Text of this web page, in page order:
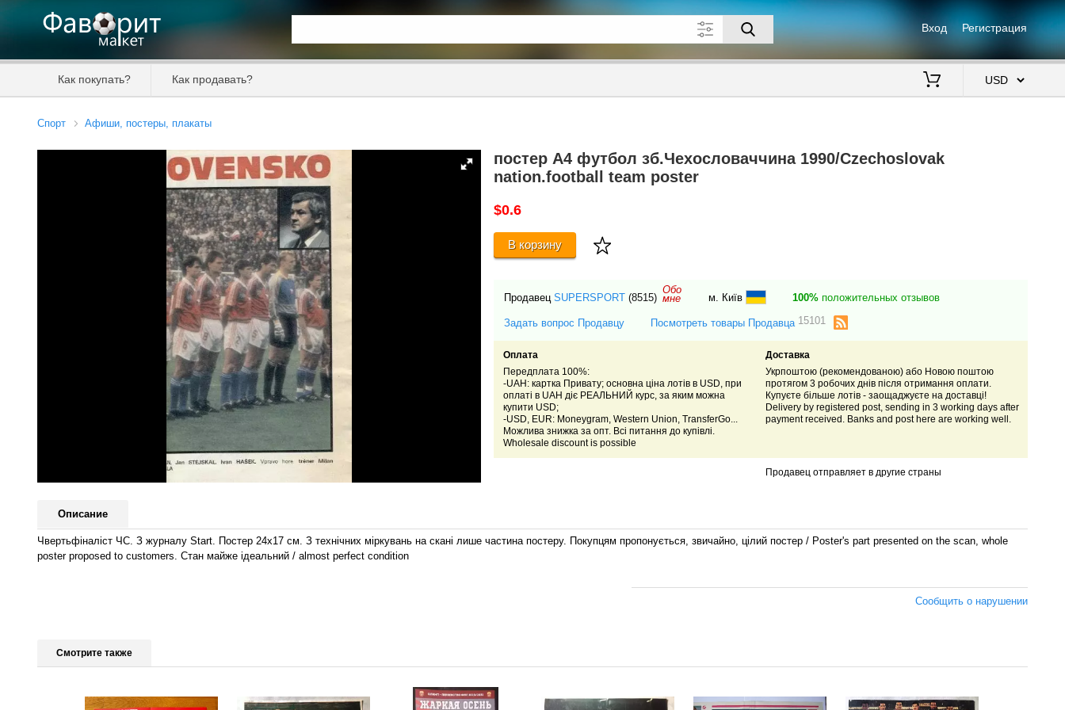
Вход Регистрация
Как покупать? Как продавать?
Спорт Афиши, постеры, плакаты
постер А4 футбол зб.Чехословаччина 1990/Czechoslovak
nation.football team poster
$0.6
В корзину
Продавец SUPERSPORT (8515)
Обо
мне м. Київ 100%положительных отзывов
Задать вопрос Продавцу Посмотреть товары Продавца 15101
Оплата
Передплата 100%:
-UAH: картка Привату; основна ціна лотів в USD, при
оплаті в UAH діє РЕАЛЬНИЙ курс, за яким можна
купити USD;
-USD, EUR: Moneygram, Western Union, TransferGo...
Можлива знижка за опт. Всі питання до купівлі.
Wholesale discount is possible
Доставка
Укрпоштою (рекомендованою) або Новою поштою
протягом 3 робочих днів після отримання оплати.
Купуєте більше лотів - заощаджуєте на доставці!
Delivery by registered post, sending in 3 working days after
payment received. Banks and post here are working well.
Продавец отправляет в другие страны
Описание
Чвертьфіналіст ЧС. З журналу Start. Постер 24х17 см. З технічних міркувань на скані лише частина постеру. Покупцям пропонується, звичайно, цілий постер / Poster's part presented on the scan, whole
poster proposed to customers. Стан майже ідеальний / almost perfect condition
Сообщить о нарушении
Смотрите также